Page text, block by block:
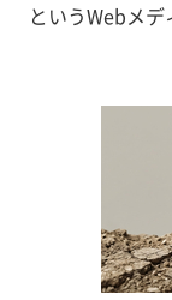
というWebメデ